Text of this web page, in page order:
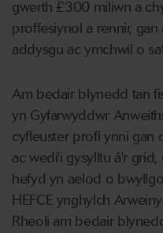
gwerth £300 miliwn a
proffesiynol a rennir,
addysgu ac ymchwil o
Am bedair blynedd tan
yn Gyfarwyddwr
cyfleuster profi ynni gan
ac wedi'i gysylltu â'r
hefyd yn aelod o
HEFCE ynghylch
Rheoli am bedair